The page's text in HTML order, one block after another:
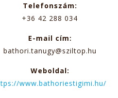
Telefonszám:
+36 42 288 034
E-mail cím:
bathori.tanugy@sziltop.hu
Weboldal:
www.bathoriestigimi.hu/